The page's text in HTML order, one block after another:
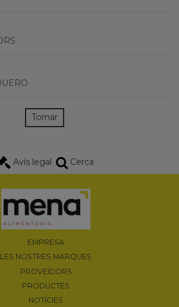
Tornar
Avís legal Cerca
EMPRESA
LES NOSTRES MARQUES
PROVEÏDORS
PRODUCTES
NOTÍCIES